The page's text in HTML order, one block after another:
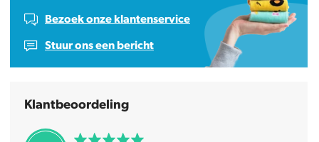
Bezoek onze klantenservice
Stuur ons een bericht
Klantbeoordeling